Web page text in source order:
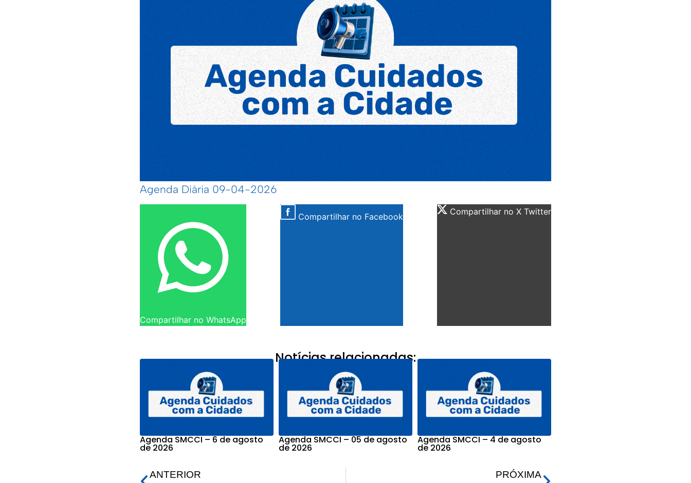
Agenda Diária 09-04-2026
Compartilhar no WhatsApp
Compartilhar no Facebook Compartilhar no X Twitter
Notícias relacionadas:
Agenda SMCCI – 6 de agosto
de 2026
Agenda SMCCI – 05 de agosto
de 2026
Agenda SMCCI – 4 de agosto
de 2026
ANTERIOR
PRÓXIMA